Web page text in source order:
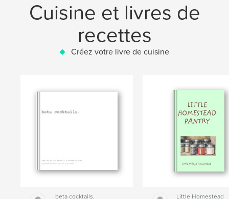
Cuisine et livres de
recettes
Créez votre livre de cuisine
beta cocktails. Little Homestead